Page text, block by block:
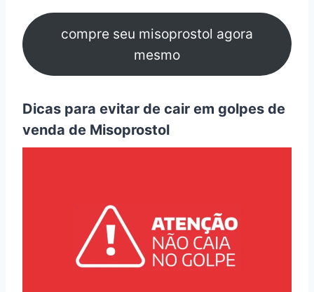
compre seu misoprostol agora
mesmo
Dicas para evitar de cair em golpes de
venda de Misoprostol